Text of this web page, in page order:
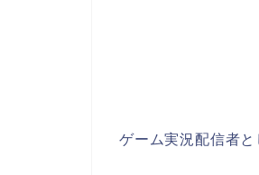
ゲーム実況配信者